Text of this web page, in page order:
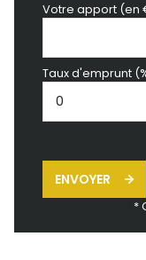
Votre apport (en
Taux d'emprunt
ENVOYER
*